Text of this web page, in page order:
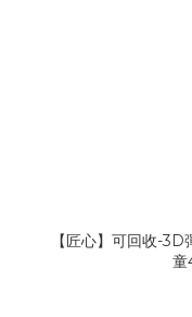
【匠心】可回收-
童